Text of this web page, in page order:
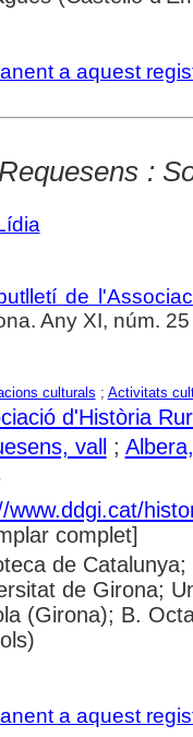
a aquest
:
de
Any XI, núm.
culturals ; Activitats
d'Història
vall ;
www.ddgi.cat/
complet]
de
de Girona;
(Girona); B.
a aquest